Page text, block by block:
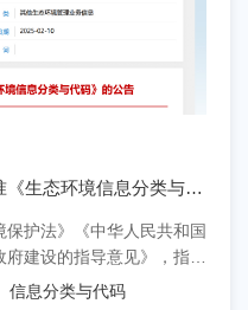
护法》《中华人民共和国
建设的指导意见》，指导
应用、存储和信息系统...
信息分类与代码